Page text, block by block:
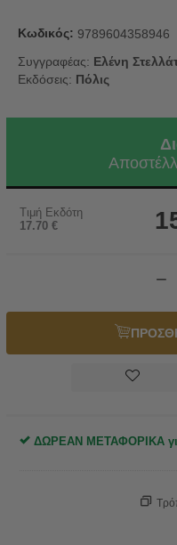
Κωδικός: 9789604358946
Συγγραφέας: Ελένη
Εκδόσεις: Πόλις
Τιμή Εκδότη
17.70 €
−
ΔΩΡΕΑΝ ΜΕΤΑΦΟΡΙΚΑ